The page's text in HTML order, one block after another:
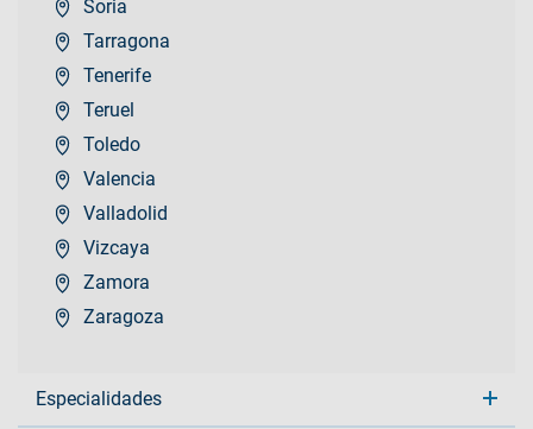
Soria
Tarragona
Tenerife
Teruel
Toledo
Valencia
Valladolid
Vizcaya
Zamora
Zaragoza
Especialidades